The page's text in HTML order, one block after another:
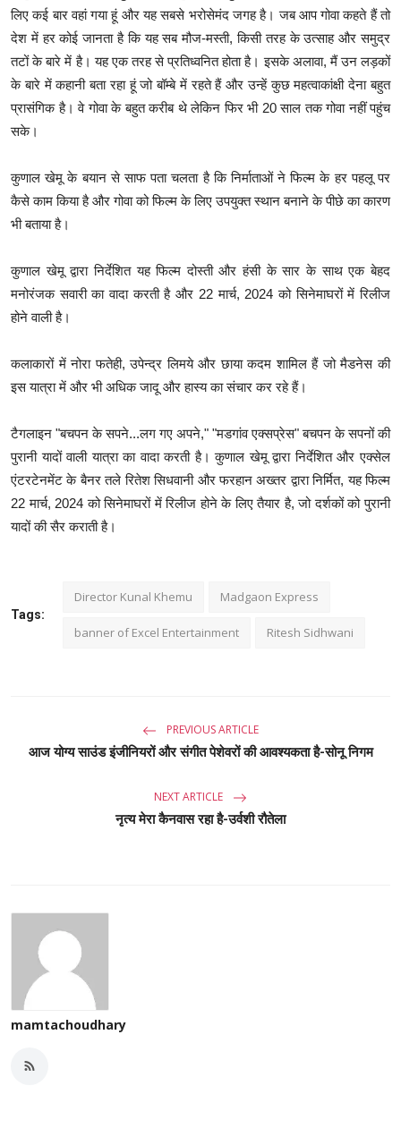
लिए कई बार वहां गया हूं और यह सबसे भरोसेमंद जगह है। जब आप गोवा कहते हैं तो
देश में हर कोई जानता है कि यह सब मौज-मस्ती, किसी तरह के उत्साह और समुद्र
तटों के बारे में है। यह एक तरह से प्रतिध्वनित होता है। इसके अलावा, मैं उन लड़कों
के बारे में कहानी बता रहा हूं जो बॉम्बे में रहते हैं और उन्हें कुछ महत्वाकांक्षी देना बहुत
प्रासंगिक है। वे गोवा के बहुत करीब थे लेकिन फिर भी 20 साल तक गोवा नहीं पहुंच
सके।
कुणाल खेमू के बयान से साफ पता चलता है कि निर्माताओं ने फिल्म के हर पहलू पर
कैसे काम किया है और गोवा को फिल्म के लिए उपयुक्त स्थान बनाने के पीछे का कारण
भी बताया है।
कुणाल खेमू द्वारा निर्देशित यह फिल्म दोस्ती और हंसी के सार के साथ एक बेहद
मनोरंजक सवारी का वादा करती है और 22 मार्च, 2024 को सिनेमाघरों में रिलीज
होने वाली है।
कलाकारों में नोरा फतेही, उपेन्द्र लिमये और छाया कदम शामिल हैं जो मैडनेस की
इस यात्रा में और भी अधिक जादू और हास्य का संचार कर रहे हैं।
टैगलाइन "बचपन के सपने...लग गए अपने," "मडगांव एक्सप्रेस" बचपन के सपनों की
पुरानी यादों वाली यात्रा का वादा करती है। कुणाल खेमू द्वारा निर्देशित और एक्सेल
एंटरटेनमेंट के बैनर तले रितेश सिधवानी और फरहान अख्तर द्वारा निर्मित, यह फिल्म
22 मार्च, 2024 को सिनेमाघरों में रिलीज होने के लिए तैयार है, जो दर्शकों को पुरानी
यादों की सैर कराती है।
Tags:
Director Kunal Khemu Madgaon Express
banner of Excel Entertainment Ritesh Sidhwani
PREVIOUS ARTICLE
आज योग्य साउंड इंजीनियरों और संगीत पेशेवरों की आवश्यकता है-सोनू निगम
NEXT ARTICLE
नृत्य मेरा कैनवास रहा है-उर्वशी रौतेला
mamtachoudhary